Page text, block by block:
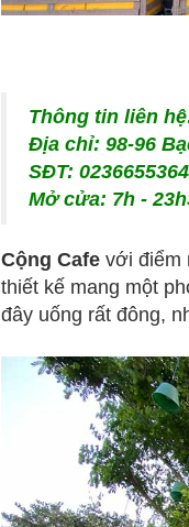
Thông tin liên
Địa chỉ: 98-96
SĐT:
Mở cửa: 7h -
Cộng Cafe với điểm
thiết kế mang một
đây uống rất đông,